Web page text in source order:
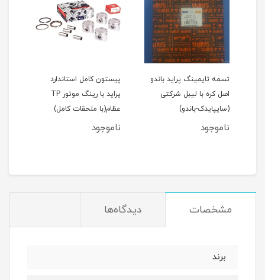
تسمه تایمینگ پراید باندو
اصل کره با لیبل شرکتی
(سایپایدک-باندو)
ناموجود
پیستون کامل استاندارد
پراید با رینگ موتور TP
عظام(با ملحقات کامل)
ناموجود
مشخصات دیدگاه‌ها
برند